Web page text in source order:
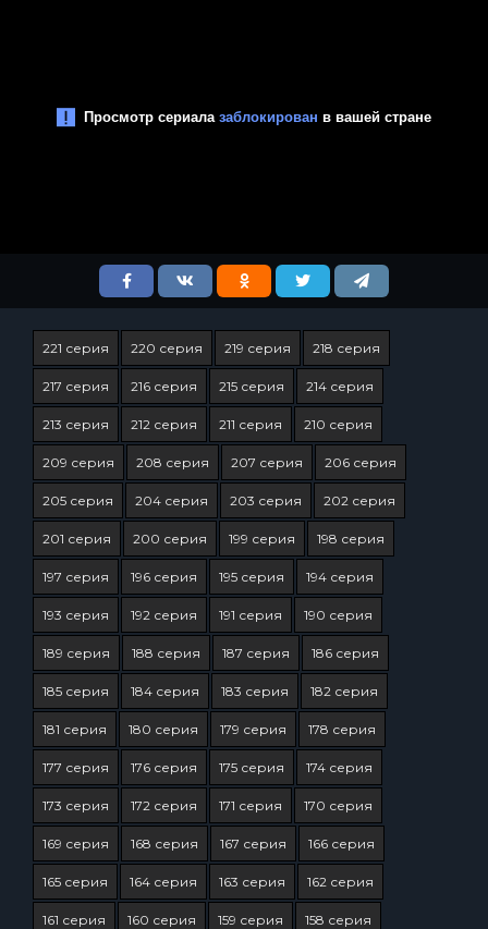
221 серия 220 серия 219 серия 218 серия
217 серия 216 серия 215 серия 214 серия
213 серия 212 серия 211 серия 210 серия
209 серия 208 серия 207 серия 206 серия
205 серия 204 серия 203 серия 202 серия
201 серия 200 серия 199 серия 198 серия
197 серия 196 серия 195 серия 194 серия
193 серия 192 серия 191 серия 190 серия
189 серия 188 серия 187 серия 186 серия
185 серия 184 серия 183 серия 182 серия
181 серия 180 серия 179 серия 178 серия
177 серия 176 серия 175 серия 174 серия
173 серия 172 серия 171 серия 170 серия
169 серия 168 серия 167 серия 166 серия
165 серия 164 серия 163 серия 162 серия
161 серия 160 серия 159 серия 158 серия